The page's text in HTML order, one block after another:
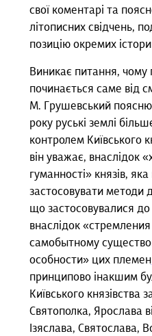
свої коментарі та
літописних свідчень,
позицію окремих
Виникає питання, чому
починається саме від
М. Грушевський
року руські землі
контролем Київського
він уважає, внаслідок
гуманності» князів,
застосовувати методи
що застосовувалися до
внаслідок
самобытному
особности» цих племен
принципово інакшим
Київського князівства
Святополка, Ярослава
Ізяслава, Святослава,